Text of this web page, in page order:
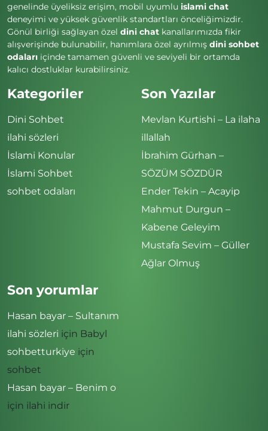
genelinde üyeliksiz erişim, mobil uyumlu islami chat
deneyimi ve yüksek güvenlik standartları önceliğimizdir.
Gönül birliği sağlayan özel dini chat kanallarımızda fikir
alışverişinde bulunabilir, hanımlara özel ayrılmış dini sohbet
odaları içinde tamamen güvenli ve seviyeli bir ortamda
kalıcı dostluklar kurabilirsiniz.
Kategoriler
Dini Sohbet
ilahi sözleri
İslami Konular
İslami Sohbet
sohbet odaları
Son Yazılar
Mevlan Kurtishi – La ilaha
illallah
İbrahim Gürhan –
SÖZÜM SÖZDÜR
Ender Tekin – Acayip
Mahmut Durgun –
Kabene Geleyim
Mustafa Sevim – Güller
Ağlar Olmuş
Son yorumlar
Hasan bayar – Sultanım
ilahi sözleri için Babyl
sohbetturkiye için
sohbet
Hasan bayar – Benim o
için ilahi indir